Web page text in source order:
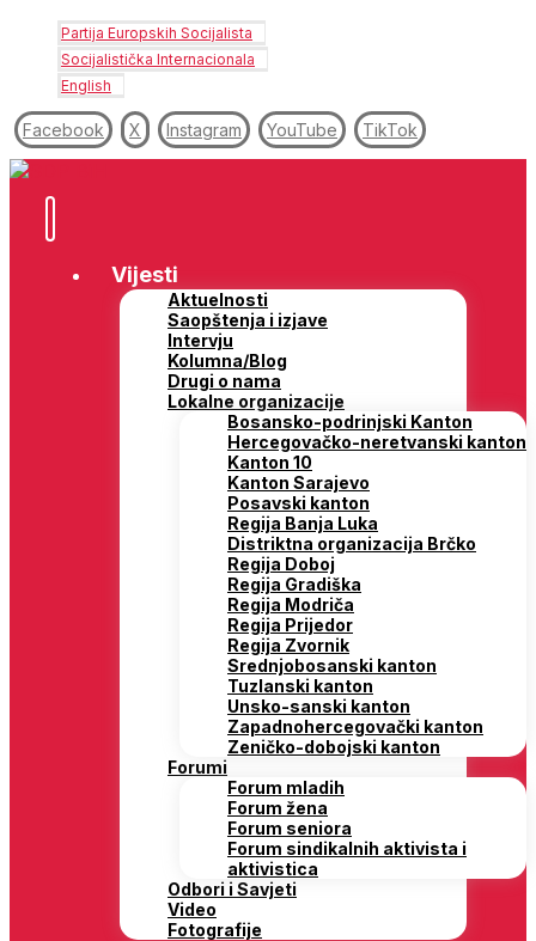
Partija Europskih Socijalista
Socijalistička Internacionala
English
Facebook X Instagram YouTube TikTok
Vijesti
Aktuelnosti
Saopštenja i izjave
Intervju
Kolumna/Blog
Drugi o nama
Lokalne organizacije
Bosansko-podrinjski Kanton
Hercegovačko-neretvanski kanton
Kanton 10
Kanton Sarajevo
Posavski kanton
Regija Banja Luka
Distriktna organizacija Brčko
Regija Doboj
Regija Gradiška
Regija Modriča
Regija Prijedor
Regija Zvornik
Srednjobosanski kanton
Tuzlanski kanton
Unsko-sanski kanton
Zapadnohercegovački kanton
Zeničko-dobojski kanton
Forumi
Forum mladih
Forum žena
Forum seniora
Forum sindikalnih aktivista i
aktivistica
Odbori i Savjeti
Video
Fotografije